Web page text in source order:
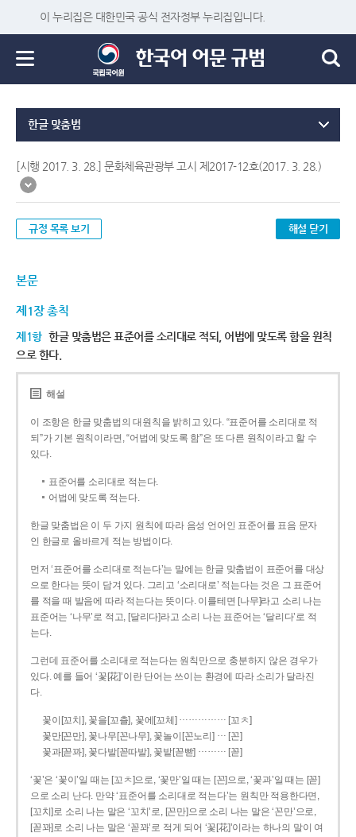
이 누리집은 대한민국 공식 전자정부 누리집입니다.
한글 맞춤법
[시행 2017. 3. 28.] 문화체육관광부 고시 제2017-12호(2017. 3. 28.)
규정 목록 보기 해설 닫기
본문
제1장 총칙
제1항 한글 맞춤법은 표준어를 소리대로 적되, 어법에 맞도록 함을 원칙
으로 한다.
해설
이 조항은 한글 맞춤법의 대원칙을 밝히고 있다. “표준어를 소리대로 적
되”가 기본 원칙이라면, “어법에 맞도록 함”은 또 다른 원칙이라고 할 수
있다.
표준어를 소리대로 적는다.
어법에 맞도록 적는다.
한글 맞춤법은 이 두 가지 원칙에 따라 음성 언어인 표준어를 표음 문자
인 한글로 올바르게 적는 방법이다.
먼저 ‘표준어를 소리대로 적는다’는 말에는 한글 맞춤법이 표준어를 대상
으로 한다는 뜻이 담겨 있다. 그리고 ‘소리대로’ 적는다는 것은 그 표준어
를 적을 때 발음에 따라 적는다는 뜻이다. 이를테면 [나무]라고 소리 나는
표준어는 ‘나무’로 적고, [달리다]라고 소리 나는 표준어는 ‘달리다’로 적
는다.
그런데 표준어를 소리대로 적는다는 원칙만으로 충분하지 않은 경우가
있다. 예를 들어 ‘꽃[花]’이란 단어는 쓰이는 환경에 따라 소리가 달라진
다.
꽃이[꼬치], 꽃을[꼬츨], 꽃에[꼬체] …………… [꼬ㅊ]
꽃만[꼰만], 꽃나무[꼰나무], 꽃놀이[꼰노리] … [꼰]
꽃과[꼳꽈], 꽃다발[꼳따발], 꽃밭[꼳빧] ……… [꼳]
‘꽃’은 ‘꽃이’일 때는 [꼬ㅊ]으로, ‘꽃만’일 때는 [꼰]으로, ‘꽃과’일 때는 [꼳]
으로 소리 난다. 만약 ‘표준어를 소리대로 적는다’는 원칙만 적용한다면,
[꼬치]로 소리 나는 말은 ‘꼬치’로, [꼰만]으로 소리 나는 말은 ‘꼰만’으로,
[꼳꽈]로 소리 나는 말은 ‘꼳꽈’로 적게 되어 ‘꽃[花]’이라는 하나의 말이 여